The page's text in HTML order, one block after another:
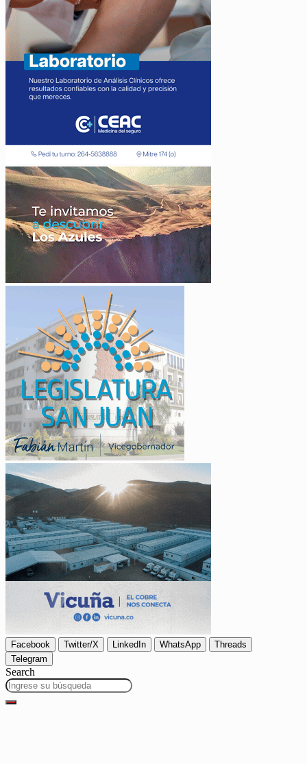
Facebook Twitter/X LinkedIn WhatsApp
Threads
Telegram
Search